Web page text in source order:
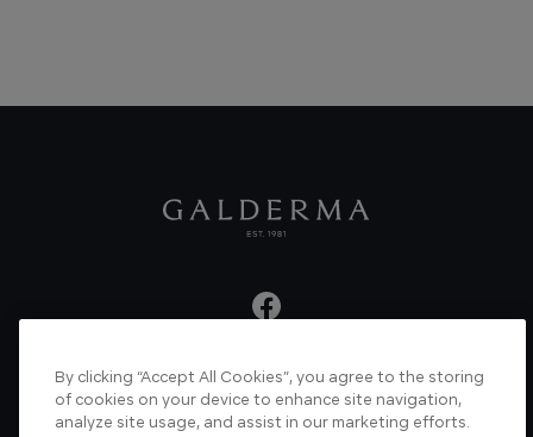
About us Articles News Videos
Verified Certificate Contact us
By clicking “Accept All Cookies”, you agree to the storing
of cookies on your device to enhance site navigation,
analyze site usage, and assist in our marketing efforts.